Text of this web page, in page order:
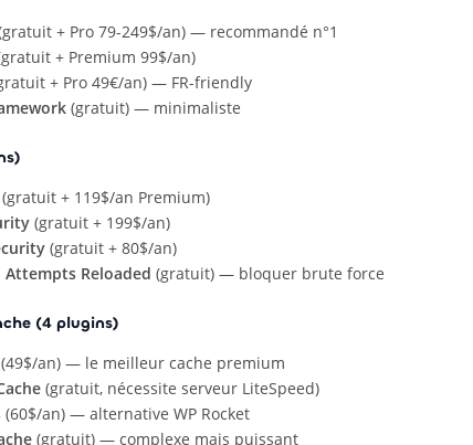
+ Pro 79-249$/an) — recommandé n°1
+ Premium 99$/an)
+ Pro 49€/an) — FR-friendly
(gratuit) — minimaliste
(gratuit + 119$/an Premium)
(gratuit + 199$/an)
(gratuit + 80$/an)
Reloaded (gratuit) — bloquer brute force
(4 plugins)
(49$/an) — le meilleur cache premium
(gratuit, nécessite serveur LiteSpeed)
(60$/an) — alternative WP Rocket
(gratuit) — complexe mais puissant